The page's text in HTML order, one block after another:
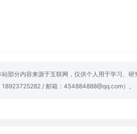
站部分内容来源于互联网，仅供个人用于学习、
18923725282 / 邮箱：454884888@qq.com）。